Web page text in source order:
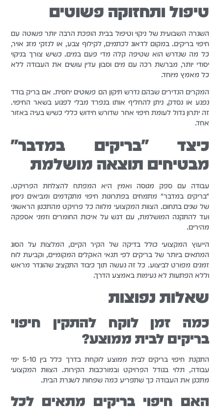
טיפול ותחזוקה פשוטים
השגרה השבועית של ניקוי וטיפול בבית הופכת הרבה יותר פשוטה עם
חיפוי בריקים. במקום לדאוג לכתמים, לקילוף צבע, או לנזקי מזג אויר,
כל מה שנדרש הוא שטיפה קלה מדי פעם במים. כשיש צורך בניקוי
יסודי יותר, מברשת רכה עם מים וסבון עדין עושים את העבודה ללא
כל מאמץ מיוחד.
המקרים הנדירים שבהם נדרש תיקון הם פשוטים יחסית. אם בריק בודד
נפגע או נסדק, ניתן להחליף אותו בנפרד מבלי לפגוע בשאר החיפוי.
זה יתרון גדול לעומת חיפוי אחר שדורש חידוש כללי כשיש בעיה באזור
אחד.
כיצד "בריקים במדבר"
מבטיחים תוצאה מושלמת
עבודה עם ספק מנוסה ואמין היא המפתח להצלחת הפרויקט.
"בריקים במדבר" מתמחים בפתרונות חיפוי מתקדמים ומביאים ניסיון
של שנים בתחום. הצוות המקצועי מלווה כל פרויקט מהתכנון הראשוני
ועד להתקנה המושלמת, עם דגש על איכות החומרים וזמני אספקה
מהירים.
הייעוץ המקצועי כולל בדיקה של הקיר הקיים, המלצות על הסוג
המתאים ביותר של בריקים לפי תנאי האקלים המקומיים, וקביעת לוח
זמנים מפורט לביצוע. כל זה נעשה תוך כיבוד התקציב שהוגדר מראש
וללא הפתעות לא נעימות באמצע הדרך.
שאלות נפוצות
כמה זמן לוקח להתקין חיפוי
בריקים לבית ממוצע?
התקנת חיפוי בריקים לבית ממוצע לוקחת בדרך כלל בין 5-10 ימי
עבודה, תלוי בגודל הפרויקט ובמורכבות הקירות. הצוות המקצועי
מתכנן את העבודה כך שתפריע כמה שפחות לשגרת הבית.
האם חיפוי בריקים מתאים לכל